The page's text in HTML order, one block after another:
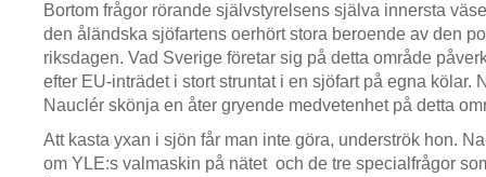
Bortom frågor rörande självstyrelsens själva innersta
den åländska sjöfartens oerhört stora beroende av den
riksdagen. Vad Sverige företar sig på detta område
efter EU-inträdet i stort struntat i en sjöfart på egna kölar.
Nauclér skönja en åter gryende medvetenhet på detta
Att kasta yxan i sjön får man inte göra, underströk hon.
om YLE:s valmaskin på nätet och de tre specialfrågor